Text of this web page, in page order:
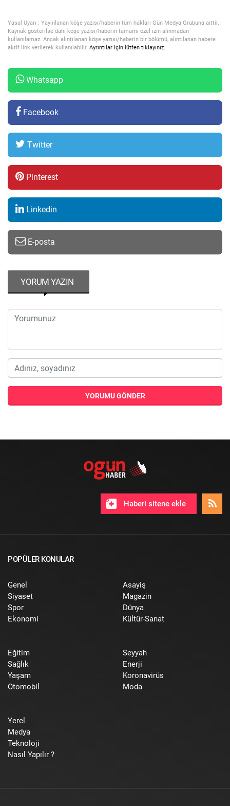
Yasal Uyarı : Yayınlanan köşe yazısı/haberin tüm hakları Gün Medya Grubuna aittir.
Kaynak gösterilse dahi köşe yazısı/haberin tamamı özel izin alınmadan
kullanılamaz. Ancak alıntılanan köşe yazısı/haberin bir bölümü, alıntılanan habere
aktif link verilerek kullanılabilir. Ayrıntılar için lütfen tıklayınız.
Whatsapp
Facebook
Twitter
Pinterest
Linkedin
E-posta
YORUM YAZIN
YORUMU GÖNDER
Haberi sitene ekle
POPÜLER KONULAR
Genel
Siyaset
Spor
Ekonomi
Asayiş
Magazin
Dünya
Kültür-Sanat
Eğitim
Sağlık
Yaşam
Otomobil
Seyyah
Enerji
Koronavirüs
Moda
Yerel
Medya
Teknoloji
Nasıl Yapılır ?